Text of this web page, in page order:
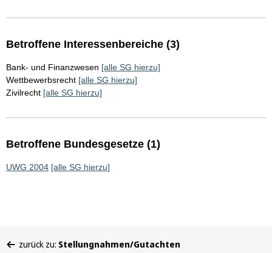
Betroffene Interessenbereiche (3)
Bank- und Finanzwesen [alle SG hierzu]
Wettbewerbsrecht [alle SG hierzu]
Zivilrecht [alle SG hierzu]
Betroffene Bundesgesetze (1)
UWG 2004 [alle SG hierzu]
zurück zu: Stellungnahmen/Gutachten